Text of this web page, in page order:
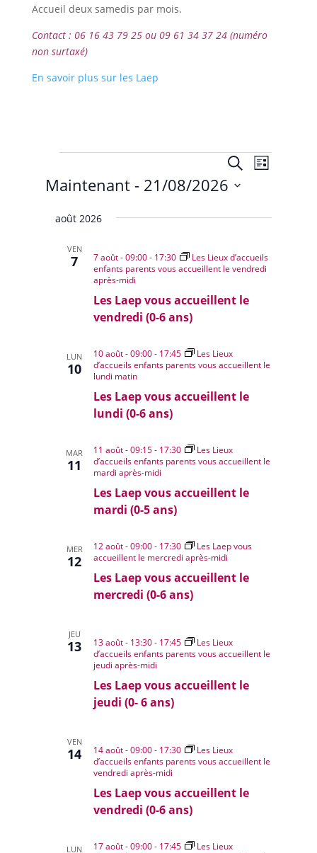
Accueil deux samedis par mois.
Contact : 06 16 43 79 25 ou 09 61 34 37 24 (numéro
non surtaxé)
En savoir plus sur les Laep
Évènements Recherche
et
navigation
de
Recherche
de
Liste
Maintenant - 21/08/2026
une
août 2026
VEN
7
Les Laep vous accueillent le
vendredi (0-6 ans)
7 août - 09:00- 17:30
Les Lieux d’accueils
enfants parents vous accueillent le vendredi
après-midi
LUN
10
Les Laep vous accueillent le
lundi (0-6 ans)
10 août - 09:00- 17:45
Les Lieux
d’accueils enfants parents vous accueillent le
lundi matin
MAR
11
Les Laep vous accueillent le
mardi (0-5 ans)
11 août - 09:15- 17:30
Les Lieux
d’accueils enfants parents vous accueillent le
mardi après-midi
MER
12
Les Laep vous accueillent le
mercredi (0-6 ans)
12 août - 09:00- 17:30
Les Laep vous
accueillent le mercredi après-midi
JEU
13
Les Laep vous accueillent le
jeudi (0- 6 ans)
13 août - 13:30- 17:45
Les Lieux
d’accueils enfants parents vous accueillent le
jeudi après-midi
VEN
14
Les Laep vous accueillent le
vendredi (0-6 ans)
14 août - 09:00- 17:30
Les Lieux
d’accueils enfants parents vous accueillent le
vendredi après-midi
LUN 17 août - 09:00- 17:45
Les Lieux